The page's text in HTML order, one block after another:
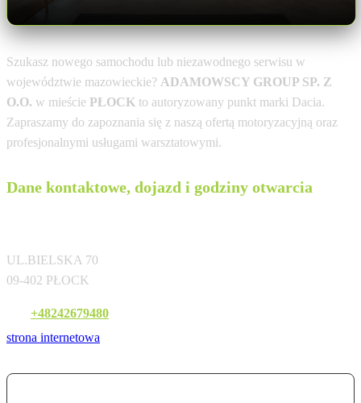
Szukasz nowego samochodu lub niezawodnego serwisu w
województwie mazowieckie? ADAMOWSCY GROUP SP. Z
O.O. w mieście PŁOCK to autoryzowany punkt marki Dacia.
Zapraszamy do zapoznania się z naszą ofertą motoryzacyjną oraz
profesjonalnymi usługami warsztatowymi.
Dane kontaktowe, dojazd i godziny otwarcia
UL.BIELSKA 70
09-402 PŁOCK
+48242679480
strona internetowa